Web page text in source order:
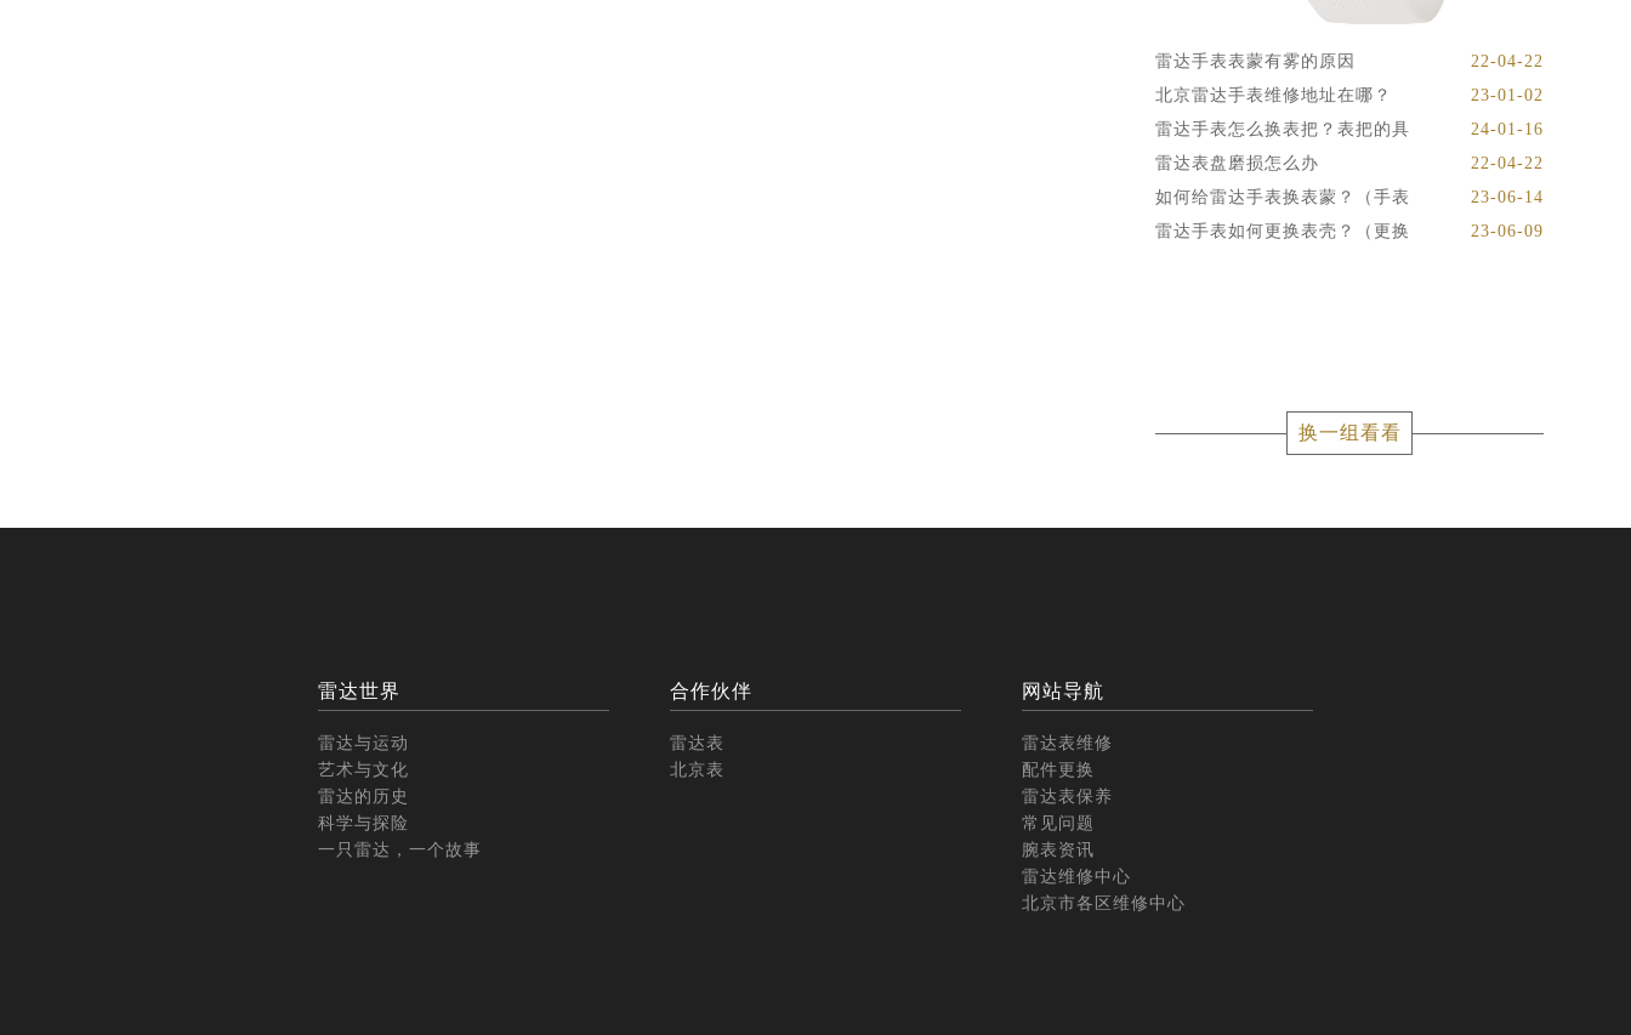
雷达手表表蒙有雾的原因
22-04-22
北京雷达手表维修地址在哪？
23-01-02
雷达手表怎么换表把？表把的具
24-01-16
雷达表盘磨损怎么办
22-04-22
如何给雷达手表换表蒙？（手表
23-06-14
雷达手表如何更换表壳？（更换
23-06-09
换一组看看
雷达世界
雷达与运动
艺术与文化
雷达的历史
科学与探险
一只雷达，一个故事
合作伙伴
雷达表
北京表
网站导航
雷达表维修
配件更换
雷达表保养
常见问题
腕表资讯
雷达维修中心
北京市各区维修中心